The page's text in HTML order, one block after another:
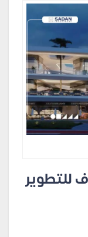
للتطوير